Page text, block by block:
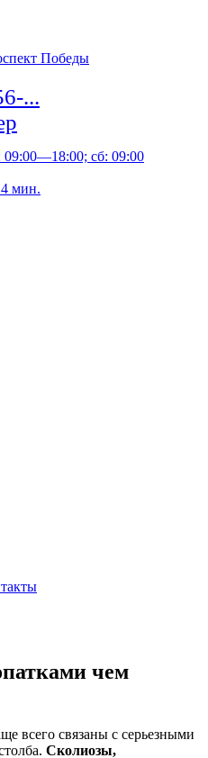
Победы
...
сб: 09:00
мин.
чем
всего связаны с серьезными
Сколиозы,